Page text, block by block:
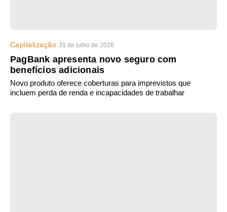
Capitalização 31 de julho de 2026
PagBank apresenta novo seguro com
benefícios adicionais
Novo produto oferece coberturas para imprevistos que
incluem perda de renda e incapacidades de trabalhar